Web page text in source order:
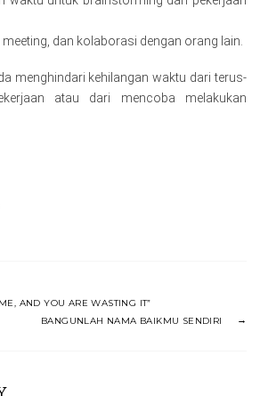
dan kolaborasi dengan orang lain.
menghindari kehilangan waktu dari terus-
atau dari mencoba melakukan
AND YOU ARE WASTING IT”
BANGUNLAH NAMA BAIKMU SENDIRI